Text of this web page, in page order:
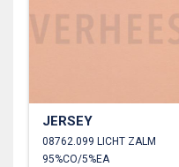
JERSEY
08762.099 LICHT ZALM
95%CO/5%EA